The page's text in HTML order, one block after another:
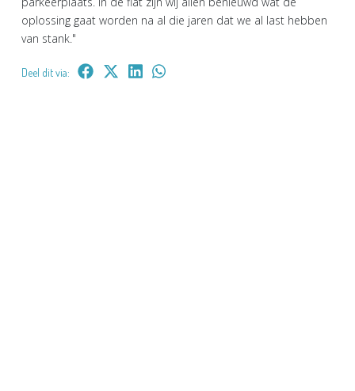
oplossing gaat worden na al die jaren dat we al last hebben
van stank."
Deel dit via: